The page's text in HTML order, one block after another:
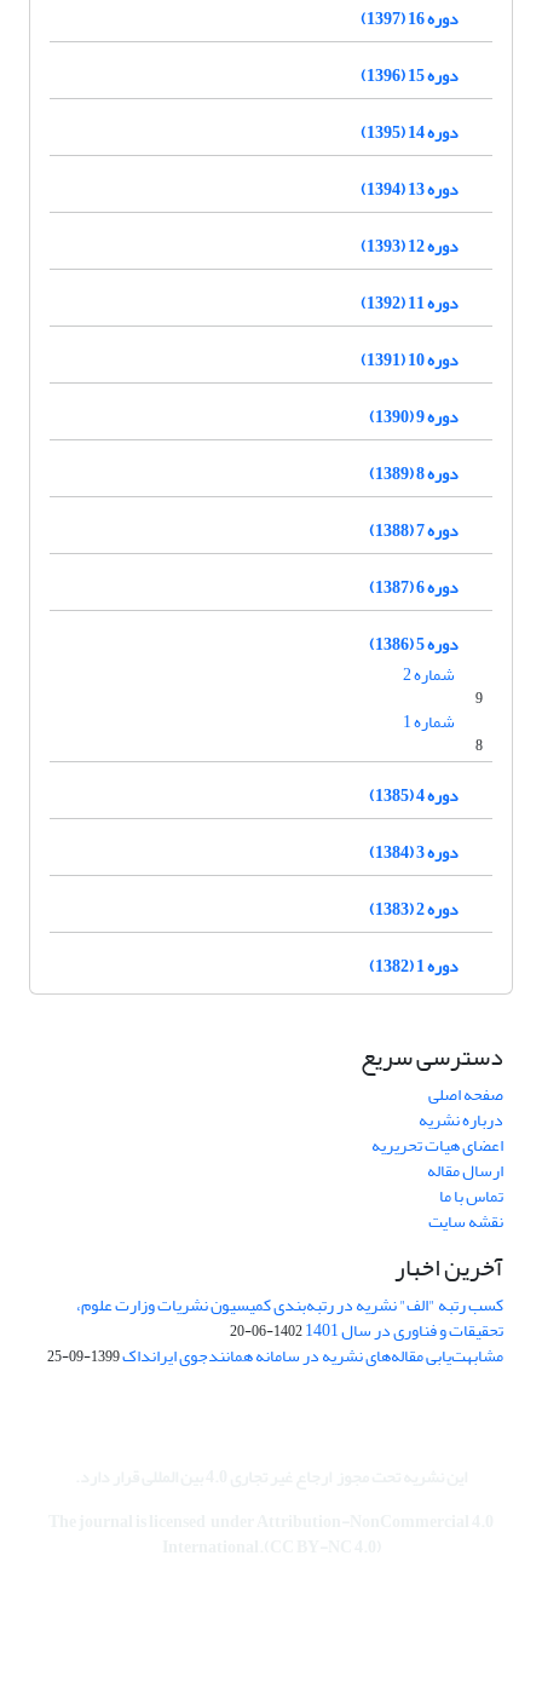
دوره 16 (1397)
دوره 15 (1396)
دوره 14 (1395)
دوره 13 (1394)
دوره 12 (1393)
دوره 11 (1392)
دوره 10 (1391)
دوره 9 (1390)
دوره 8 (1389)
دوره 7 (1388)
دوره 6 (1387)
دوره 5 (1386)
شماره 2
9
شماره 1
8
دوره 4 (1385)
دوره 3 (1384)
دوره 2 (1383)
دوره 1 (1382)
دسترسی سریع
صفحه اصلی
درباره نشریه
اعضای هیات تحریریه
ارسال مقاله
تماس با ما
نقشه سایت
آخرین اخبار
کسب رتبه "الف" نشریه در رتبه‌بندی کمیسیون نشریات وزارت علوم،
تحقیقات و فناوری در سال 1401 1402-06-20
مشابهت‌یابی مقاله‌های نشریه در سامانه همانندجوی ایرانداک1399-09-25